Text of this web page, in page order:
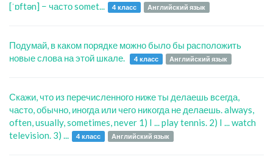
[ˈɒftən] − часто somet...
4 класс Английский язык
Подумай, в каком порядке можно было бы расположить
новые слова на этой шкале.
4 класс Английский язык
Скажи, что из перечисленного ниже ты делаешь всегда,
часто, обычно, иногда или чего никогда не делаешь. always,
often, usually, sometimes, never 1) I ... play tennis. 2) I ... watch
television. 3) ...
4 класс Английский язык